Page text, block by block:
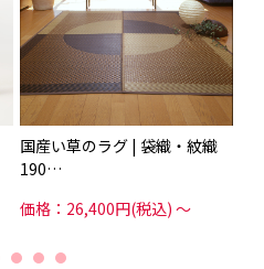
国産い草のラグ | 袋織・紋織
190…
価格：26,400円(税込) ～